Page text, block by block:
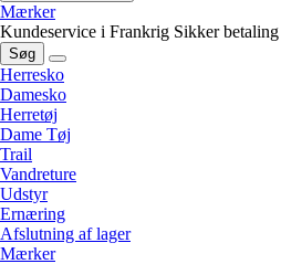
Mærker
Kundeservice i Frankrig Sikker betaling
Søg
Herresko
Damesko
Herretøj
Dame Tøj
Trail
Vandreture
Udstyr
Ernæring
Afslutning af lager
Mærker